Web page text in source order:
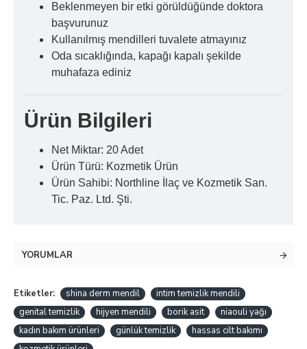
Beklenmeyen bir etki görüldüğünde doktora
başvurunuz
Kullanılmış mendilleri tuvalete atmayınız
Oda sıcaklığında, kapağı kapalı şekilde
muhafaza ediniz
Ürün Bilgileri
Net Miktar: 20 Adet
Ürün Türü: Kozmetik Ürün
Ürün Sahibi: Northline İlaç ve Kozmetik San.
Tic. Paz. Ltd. Şti.
YORUMLAR
Etiketler: shina derm mendil
intim temizlik mendili
genital temizlik
hijyen mendili borik asit
niaouli yağı
kadın bakım ürünleri
günlük temizlik
hassas cilt bakımı